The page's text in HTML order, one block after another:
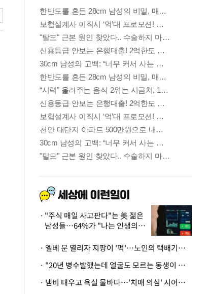
"주식 매일 사고판다"는 美 젊은
남성들…64%가 "나는 인생의
· 엘베 문 열리자 지팡이 '퍽'…노인의 택배기사 폭행 이유
· "20년 병수발했는데 얼굴도 모르는 동생이 유산 절반을"…배다른 형제 상속권 있을까
· 냄비 태우고 욕실 물바다…'치매 의심' 시어머니 검사 권유했다가 '날벼락'